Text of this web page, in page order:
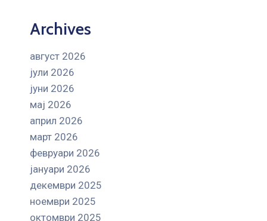
Archives
август 2026
јули 2026
јуни 2026
мај 2026
април 2026
март 2026
февруари 2026
јануари 2026
декември 2025
ноември 2025
октомври 2025